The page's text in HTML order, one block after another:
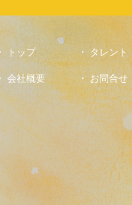
トップ タレント
会社概要 お問合せ